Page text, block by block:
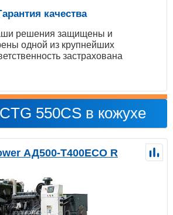
качества
решения защищены и
одной из крупнейших
застрахована
550CS в кожухе
АД500-T400ECO R